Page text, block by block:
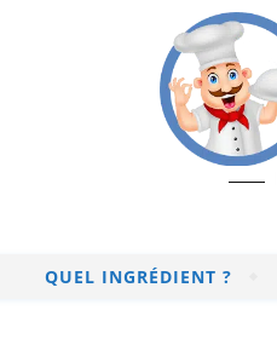
QUEL INGRÉDIENT ?